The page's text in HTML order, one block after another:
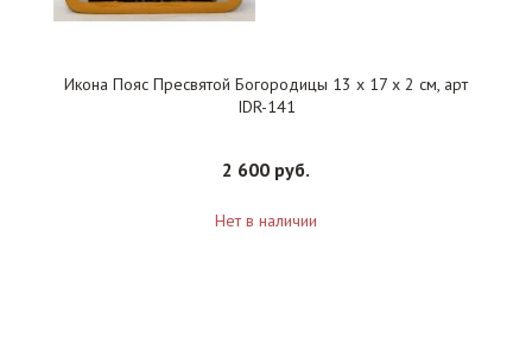
Икона Пояс Пресвятой Богородицы 13 х 17 х 2 см, арт
IDR-141
2 600 руб.
Нет в наличии